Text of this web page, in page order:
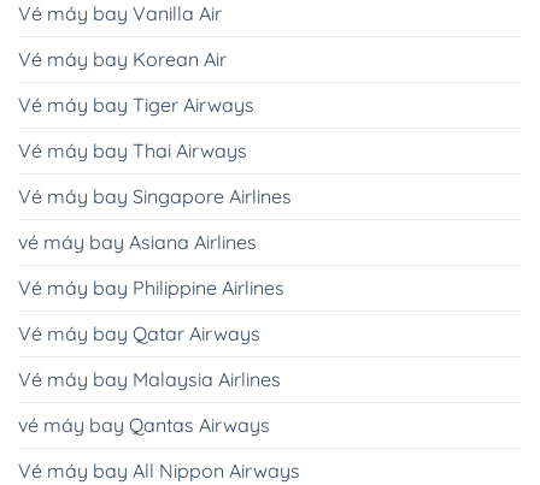
Vé máy bay Vanilla Air
Vé máy bay Korean Air
Vé máy bay Tiger Airways
Vé máy bay Thai Airways
Vé máy bay Singapore Airlines
vé máy bay Asiana Airlines
Vé máy bay Philippine Airlines
Vé máy bay Qatar Airways
Vé máy bay Malaysia Airlines
vé máy bay Qantas Airways
Vé máy bay All Nippon Airways